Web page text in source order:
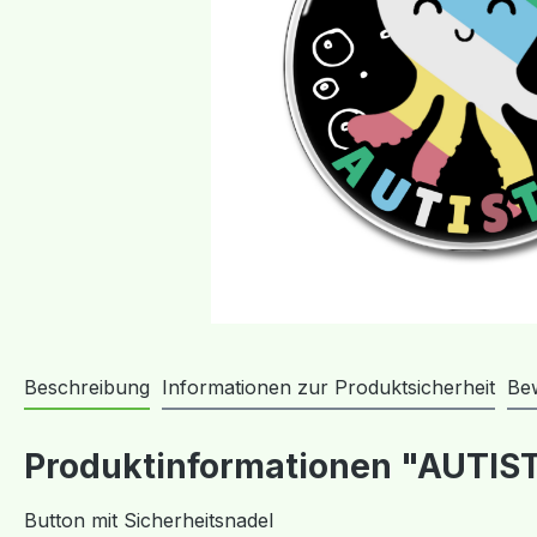
Beschreibung Informationen zur Produktsicherheit
Produktinformationen
Button mit Sicherheitsnadel